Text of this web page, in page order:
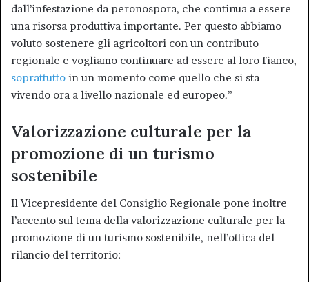
dall’infestazione da peronospora, che continua a essere
una risorsa produttiva importante. Per questo abbiamo
voluto sostenere gli agricoltori con un contributo
regionale e vogliamo continuare ad essere al loro fianco,
soprattutto in un momento come quello che si sta
vivendo ora a livello nazionale ed europeo.”
Valorizzazione culturale per la
promozione di un turismo
sostenibile
Il Vicepresidente del Consiglio Regionale pone inoltre
l’accento sul tema della valorizzazione culturale per la
promozione di un turismo sostenibile, nell’ottica del
rilancio del territorio: